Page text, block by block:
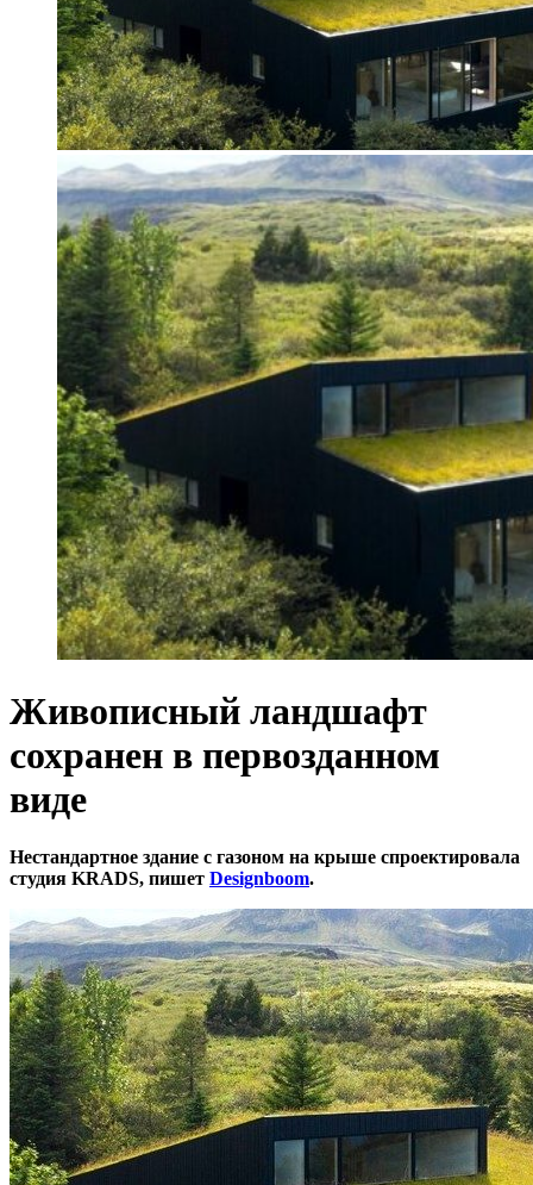
Живописный ландшафт
сохранен в первозданном
виде
Нестандартное здание с газоном на крыше спроектировала
студия KRADS, пишет Designboom.